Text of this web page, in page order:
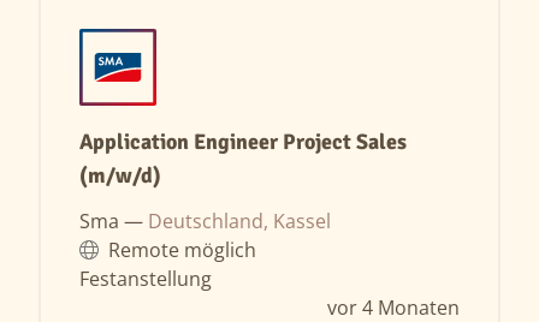
Application Engineer Project Sales
(m/w/d)
Sma — Deutschland, Kassel
Remote möglich
Festanstellung
vor 4 Monaten